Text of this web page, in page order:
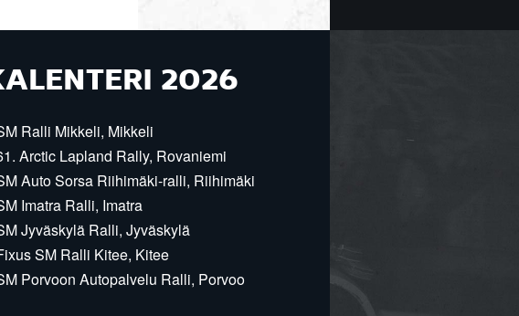
2026
Ralli Mikkeli, Mikkeli
Arctic Lapland Rally, Rovaniemi
Auto Sorsa Riihimäki-ralli, Riihimäki
Imatra Ralli, Imatra
Jyväskylä Ralli, Jyväskylä
SM Ralli Kitee, Kitee
Porvoon Autopalvelu Ralli, Porvoo